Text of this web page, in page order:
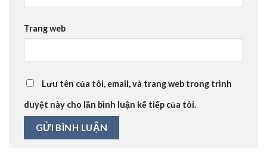
Trang web
Lưu tên của tôi, email, và trang web trong trình
duyệt này cho lần bình luận kế tiếp của tôi.